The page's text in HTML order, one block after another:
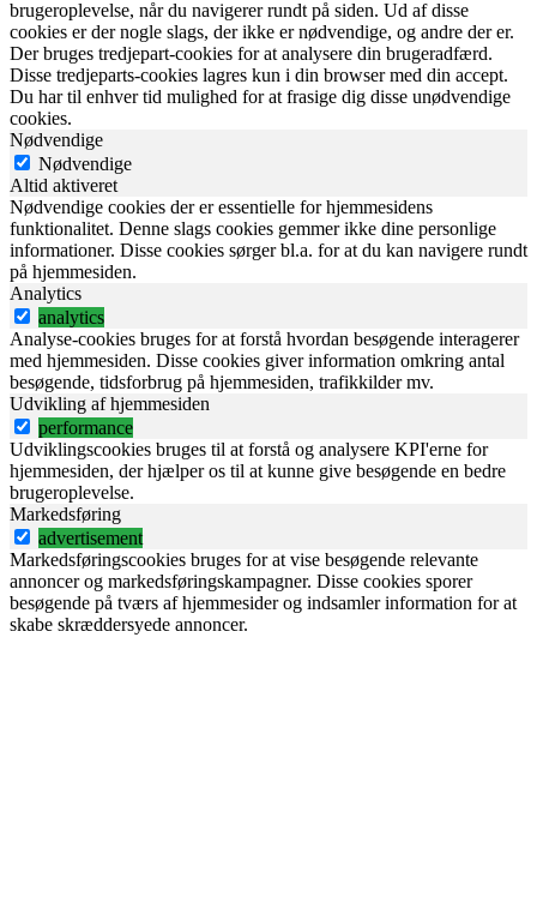
brugeroplevelse, når du navigerer rundt på siden. Ud af disse
cookies er der nogle slags, der ikke er nødvendige, og andre der er.
Der bruges tredjepart-cookies for at analysere din brugeradfærd.
Disse tredjeparts-cookies lagres kun i din browser med din accept.
Du har til enhver tid mulighed for at frasige dig disse unødvendige
cookies.
Nødvendige
Nødvendige
Altid aktiveret
Nødvendige cookies der er essentielle for hjemmesidens
funktionalitet. Denne slags cookies gemmer ikke dine personlige
informationer. Disse cookies sørger bl.a. for at du kan navigere rundt
på hjemmesiden.
Analytics
analytics
Analyse-cookies bruges for at forstå hvordan besøgende interagerer
med hjemmesiden. Disse cookies giver information omkring antal
besøgende, tidsforbrug på hjemmesiden, trafikkilder mv.
Udvikling af hjemmesiden
performance
Udviklingscookies bruges til at forstå og analysere KPI'erne for
hjemmesiden, der hjælper os til at kunne give besøgende en bedre
brugeroplevelse.
Markedsføring
advertisement
Markedsføringscookies bruges for at vise besøgende relevante
annoncer og markedsføringskampagner. Disse cookies sporer
besøgende på tværs af hjemmesider og indsamler information for at
skabe skræddersyede annoncer.